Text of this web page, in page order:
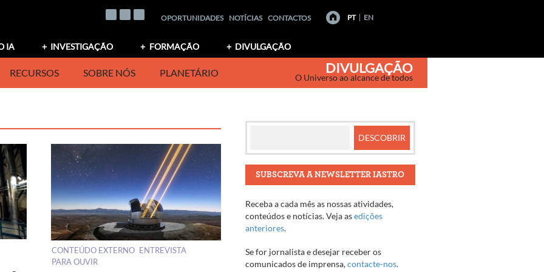
OPORTUNIDADES NOTÍCIAS CONTACTOS PT EN
IA INVESTIGAÇÃO FORMAÇÃO DIVULGAÇÃO
RECURSOS SOBRE NÓS PLANETÁRIO DIVULGAÇÃO
O Universo ao alcance de todos
CONTEÚDO EXTERNO ENTREVISTA
PARA OUVIR
SUBSCREVA A NEWSLETTER IASTRO
Receba a cada mês as nossas atividades,
conteúdos e notícias. Veja asedições
anteriores.
Se for jornalista e desejar receber os
comunicados de imprensa,contacte-nos.